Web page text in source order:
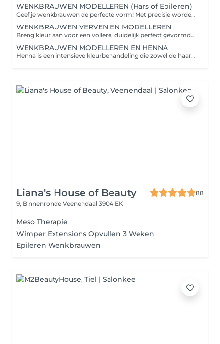
WENKBRAUWEN MODELLEREN (Hars of Epileren)
Geef je wenkbrauwen de perfecte vorm! Met precisie worden haartjes bijgevormd en geaccentueerd met hars of epileren, zodat je ogen beter tot hun recht komen en je gezicht een verzorgde, stralende uitstraling krijgt.
WENKBRAUWEN VERVEN EN MODELLEREN
Breng kleur aan voor een vollere, duidelijk perfect gevormde wenkbrauw. Ideaal om je ogen te laten spreken en de natuurlijke schoonheid van je gezicht te benadrukken.
WENKBRAUWEN MODELLEREN EN HENNA
Henna is een intensieve kleurbehandeling die zowel de haartjes als de huid meeverft, voor een langdurig en natuurlijk resultaat. Je wenkbrauwen krijgen een vollere look, mooie contouren en een stralende uitstraling. Wat gebeurt er tijdens de behandeling? Eerst worden je wenkbrauwen gemoduleerd (in model gebracht) via hars of epileren. De henna wordt zorgvuldig aangebracht en krijgt de tijd om in te trekken. Daarna wordt de henna verwijderd, zodat je wenkbrauwen een gelijkmatige, diepe kleur hebben. Resultaat en houdbaarheid: Intensieve, natuurlijke kleur op de haartjes: 23 weken zichtbaar. Kleur op de huid: 510 dagen zichtbaar. Nazorg / Thuis: Vermijd 24 uur na de behandeling water, make-up of crème op de wenkbrauwen. Gebruik geen agressieve reinigers of scrubs in de wenkbrauwomgeving. Breng eventueel een beetje neutrale olie of balm aan om de haartjes zacht te houden. Vermijd zonnebank of sauna direct na de behandeling om de houdbaarheid te verlengen.
Liana's House of Beauty
88
9, Binnenronde Veenendaal 3904 EK
Meso Therapie
Wimper Extensions Opvullen 3 Weken
Epileren Wenkbrauwen